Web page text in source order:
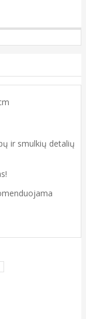
ir smulkių detalių